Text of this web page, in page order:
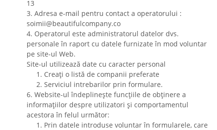
13
3. Adresa e-mail pentru contact a operatorului :
soimii@beautifulcompany.co
4. Operatorul este administratorul datelor dvs.
personale în raport cu datele furnizate în mod voluntar
pe site-ul Web.
Site-ul utilizează date cu caracter personal
1. Creați o listă de companii preferate
2. Serviciul intrebarilor prin formulare.
6. Website-ul îndeplinește funcțiile de obținere a
informațiilor despre utilizatori și comportamentul
acestora în felul următor:
1. Prin datele introduse voluntar în formularele, care